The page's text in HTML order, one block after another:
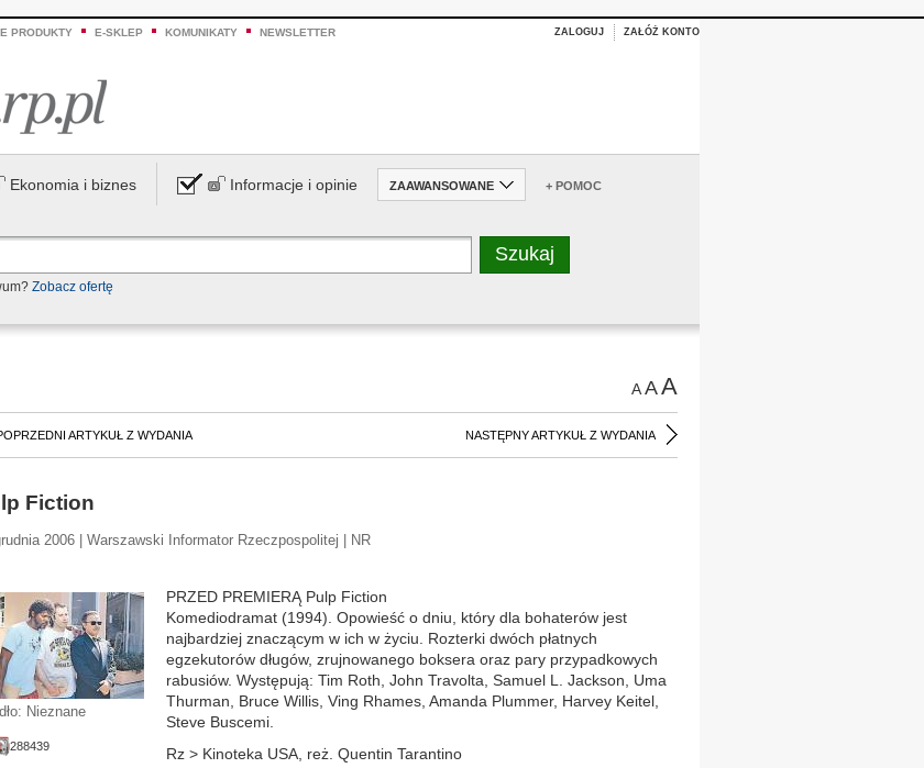
PRODUKTY E-SKLEP KOMUNIKATY NEWSLETTER ZALOGUJ ZAŁÓŻ KONTO
Ekonomia i biznes Informacje i opinie ZAAWANSOWANE + POMOC
Zobacz ofertę
AAA
ARTYKUŁ Z WYDANIA NASTĘPNY ARTYKUŁ Z WYDANIA
Fiction
2006 | Warszawski Informator Rzeczpospolitej | NR
Nieznane
288439
PRZED PREMIERĄ Pulp Fiction
Komediodramat (1994). Opowieść o dniu, który dla bohaterów jest
najbardziej znaczącym w ich w życiu. Rozterki dwóch płatnych
egzekutorów długów, zrujnowanego boksera oraz pary przypadkowych
rabusiów. Występują: Tim Roth, John Travolta, Samuel L. Jackson, Uma
Thurman, Bruce Willis, Ving Rhames, Amanda Plummer, Harvey Keitel,
Steve Buscemi.
Rz > Kinoteka USA, reż. Quentin Tarantino